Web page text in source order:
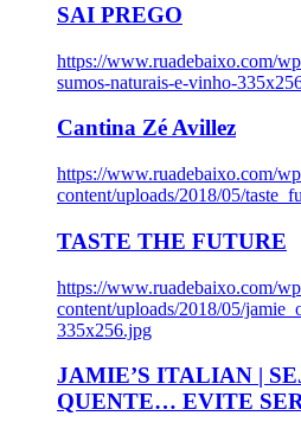
SAI PREGO
https://www.ruadebaixo.com/
sumos-naturais-e-vinho-
Cantina Zé Avillez
https://www.ruadebaixo.com/
content/uploads/2018/05/
TASTE THE FUTURE
https://www.ruadebaixo.com/
content/uploads/2018/05/
335x256.jpg
JAMIE’S ITALIAN |
QUENTE… EVITE